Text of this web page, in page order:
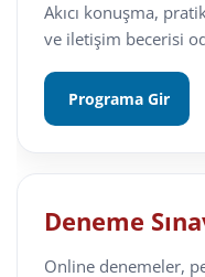
Akıcı konuşma,
ve iletişim becerisi
Programa Gir
Deneme
Online denemeler,